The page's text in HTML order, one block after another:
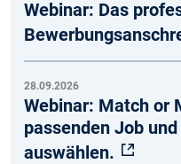
Webinar: Das
28.09.2026
Webinar: Match or
passenden Job
auswählen.